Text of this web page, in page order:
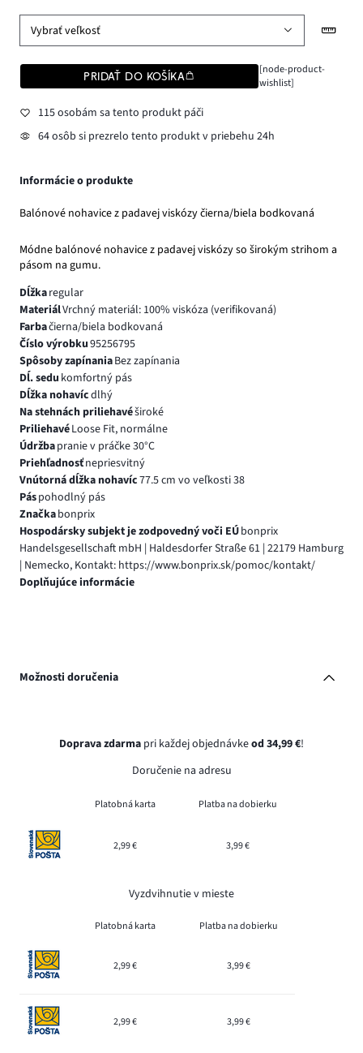
Vybrať veľkosť
PRIDAŤ DO KOŠÍKA
[node-product-
wishlist]
115 osobám sa tento produkt páči
64 osôb si prezrelo tento produkt v priebehu 24h
Informácie o produkte
Balónové nohavice z padavej viskózy čierna/biela bodkovaná
Módne balónové nohavice z padavej viskózy so širokým strihom a
pásom na gumu.
Dĺžkaregular
MateriálVrchný materiál: 100% viskóza (verifikovaná)
Farbačierna/biela bodkovaná
Číslo výrobku95256795
Spôsoby zapínaniaBez zapínania
Dĺ. sedu komfortný pás
Dĺžka nohavícdlhý
Na stehnách priliehavéširoké
PriliehavéLoose Fit, normálne
Údržbapranie v práčke 30°C
Priehľadnosťnepriesvitný
Vnútorná dĺžka nohavíc77.5 cm vo veľkosti 38
Páspohodlný pás
Značkabonprix
Hospodársky subjekt je zodpovedný voči EÚbonprix
Handelsgesellschaft mbH | Haldesdorfer Straße 61 | 22179 Hamburg
| Nemecko, Kontakt: https://www.bonprix.sk/pomoc/kontakt/
Doplňujúce informácie
Možnosti doručenia
Doprava zdarma pri každej objednávkeod 34,99 €!
Doručenie na adresu
Platobná karta Platba na dobierku
2,99 € 3,99 €
Vyzdvihnutie v mieste
Platobná karta Platba na dobierku
2,99 € 3,99 €
2,99 € 3,99 €